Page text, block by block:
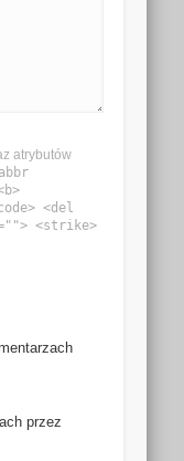
atrybutów
<del
<strike>
przez